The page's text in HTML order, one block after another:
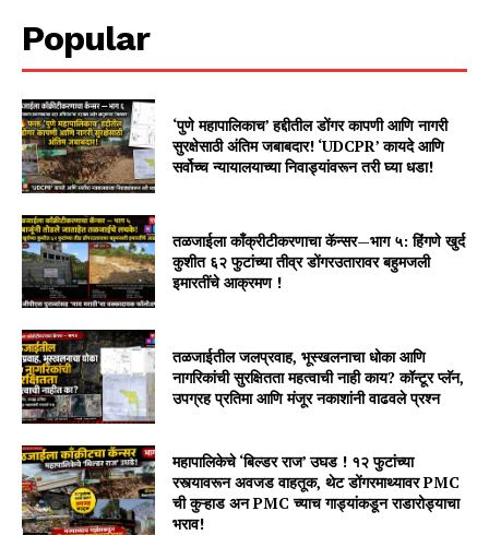
Popular
‘पुणे महापालिकाच’ हद्दीतील डोंगर कापणी आणि नागरी
सुरक्षेसाठी अंतिम जबाबदार! ‘UDCPR’ कायदे आणि
सर्वोच्च न्यायालयाच्या निवाड्यांवरून तरी घ्या धडा!
तळजाईला काँक्रीटीकरणाचा कॅन्सर—भाग ५: हिंगणे खुर्द
कुशीत ६२ फुटांच्या तीव्र डोंगरउतारावर बहुमजली
इमारतींचे आक्रमण !
तळजाईतील जलप्रवाह, भूस्खलनाचा धोका आणि
नागरिकांची सुरक्षितता महत्वाची नाही काय? कॉन्टूर प्लॅन,
उपग्रह प्रतिमा आणि मंजूर नकाशांनी वाढवले प्रश्न
महापालिकेचे ‘बिल्डर राज’ उघड ! १२ फुटांच्या
रस्त्यावरून अवजड वाहतूक, थेट डोंगरमाथ्यावर PMC
ची कुऱ्हाड अन PMC च्याच गाड्यांकडून राडारोड्याचा
भराव!